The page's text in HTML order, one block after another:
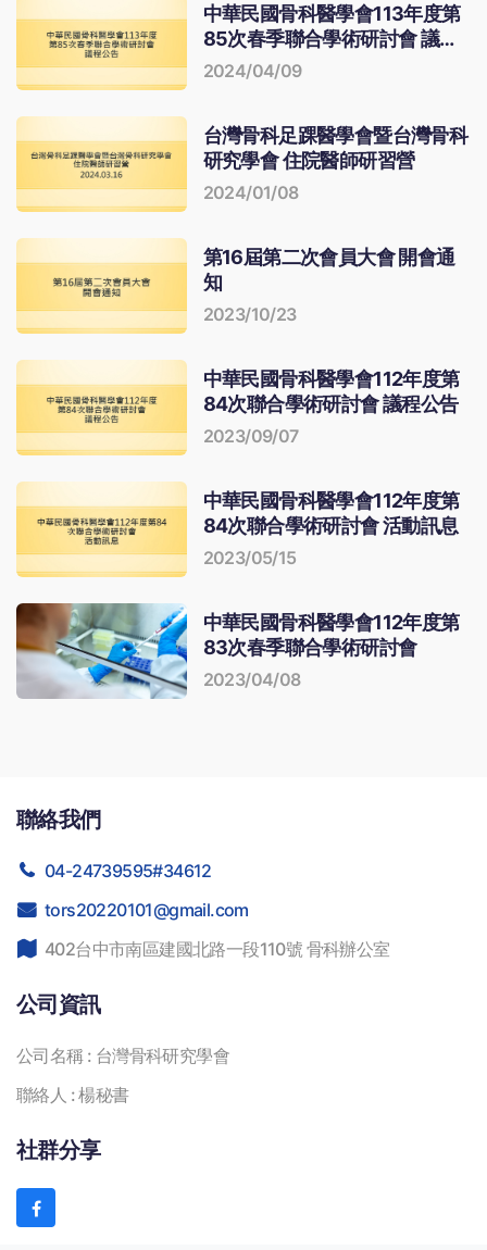
中華民國骨科醫學會113年度第
85次春季聯合學術研討會 議程
公告
2024/04/09
台灣骨科足踝醫學會暨台灣骨科
研究學會 住院醫師研習營
2024/01/08
第16屆第二次會員大會 開會通
知
2023/10/23
中華民國骨科醫學會112年度第
84次聯合學術研討會 議程公告
2023/09/07
中華民國骨科醫學會112年度第
84次聯合學術研討會 活動訊息
2023/05/15
中華民國骨科醫學會112年度第
83次春季聯合學術研討會
2023/04/08
聯絡我們
04-24739595#34612
tors20220101@gmail.com
402台中市南區建國北路一段110號 骨科辦公室
公司資訊
公司名稱 : 台灣骨科研究學會
聯絡人 :楊秘書
社群分享